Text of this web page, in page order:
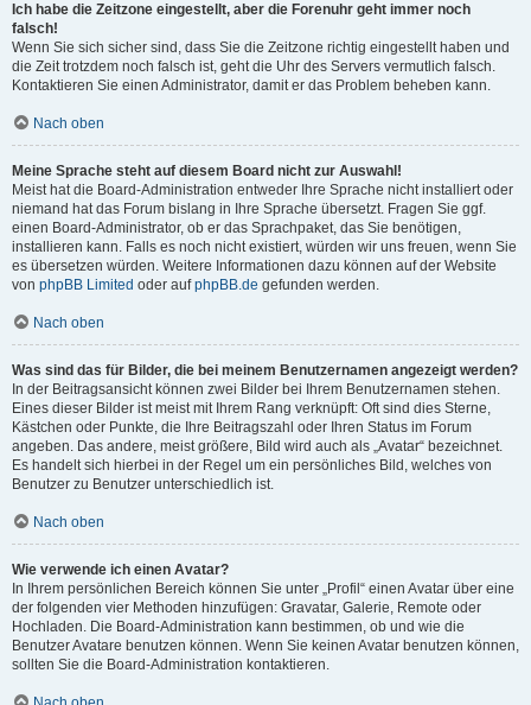
Ich habe die Zeitzone eingestellt, aber die Forenuhr geht immer noch
falsch!
Wenn Sie sich sicher sind, dass Sie die Zeitzone richtig eingestellt haben und
die Zeit trotzdem noch falsch ist, geht die Uhr des Servers vermutlich falsch.
Kontaktieren Sie einen Administrator, damit er das Problem beheben kann.
Nach oben
Meine Sprache steht auf diesem Board nicht zur Auswahl!
Meist hat die Board-Administration entweder Ihre Sprache nicht installiert oder
niemand hat das Forum bislang in Ihre Sprache übersetzt. Fragen Sie ggf.
einen Board-Administrator, ob er das Sprachpaket, das Sie benötigen,
installieren kann. Falls es noch nicht existiert, würden wir uns freuen, wenn Sie
es übersetzen würden. Weitere Informationen dazu können auf der Website
von phpBB Limited oder aufphpBB.de gefunden werden.
Nach oben
Was sind das für Bilder, die bei meinem Benutzernamen angezeigt werden?
In der Beitragsansicht können zwei Bilder bei Ihrem Benutzernamen stehen.
Eines dieser Bilder ist meist mit Ihrem Rang verknüpft: Oft sind dies Sterne,
Kästchen oder Punkte, die Ihre Beitragszahl oder Ihren Status im Forum
angeben. Das andere, meist größere, Bild wird auch als „Avatar“ bezeichnet.
Es handelt sich hierbei in der Regel um ein persönliches Bild, welches von
Benutzer zu Benutzer unterschiedlich ist.
Nach oben
Wie verwende ich einen Avatar?
In Ihrem persönlichen Bereich können Sie unter „Profil“ einen Avatar über eine
der folgenden vier Methoden hinzufügen: Gravatar, Galerie, Remote oder
Hochladen. Die Board-Administration kann bestimmen, ob und wie die
Benutzer Avatare benutzen können. Wenn Sie keinen Avatar benutzen können,
sollten Sie die Board-Administration kontaktieren.